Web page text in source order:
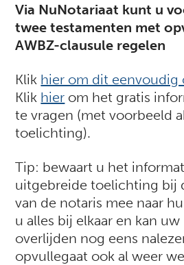
Via NuNotariaat kunt u
twee testamenten met
AWBZ-clausule regelen
Klik hier om dit eenvoudig
Klik hier om het gratis
te vragen (met voorbeeld
toelichting).
Tip: bewaart u het
uitgebreide toelichting bij
van de notaris mee naar
u alles bij elkaar en kan
overlijden nog eens
opvullegaat ook al weer